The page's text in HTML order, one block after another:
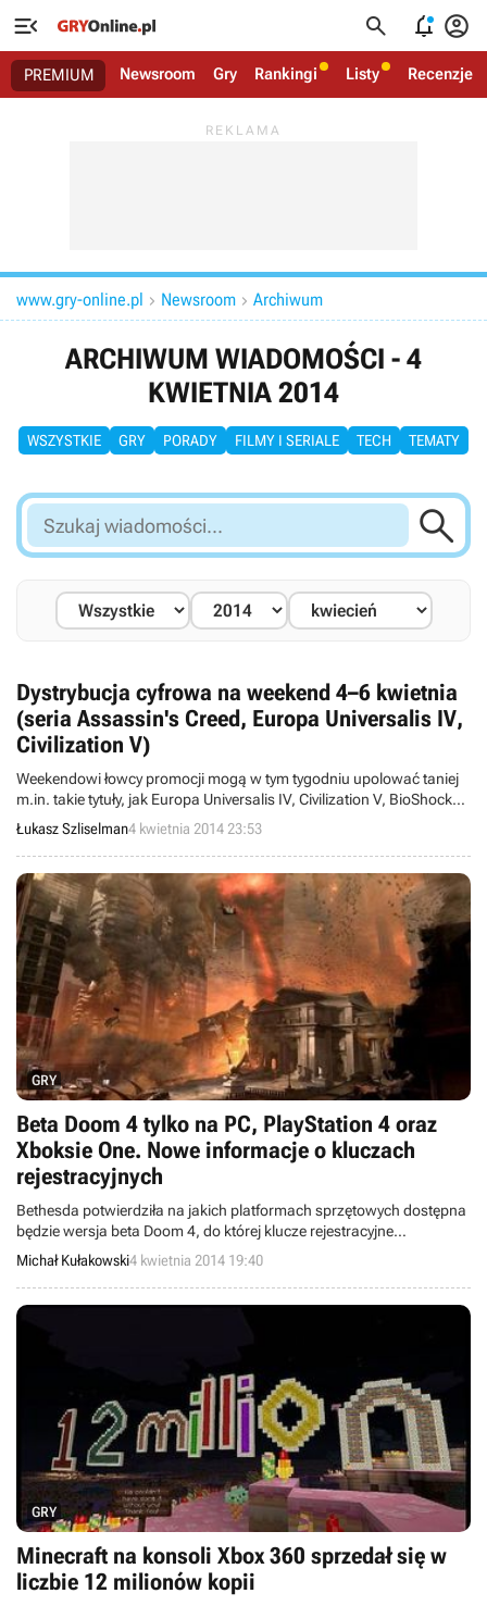
   
PREMIUM Newsroom Gry Rankingi Listy Recenzje
www.gry-online.pl  Newsroom  Archiwum
ARCHIWUM WIADOMOŚCI - 4
KWIETNIA 2014
WSZYSTKIE GRY PORADY FILMY I SERIALE TECH TEMATY
Szukaj
wiadomości...

Dystrybucja cyfrowa na weekend 4–6 kwietnia
(seria Assassin's Creed, Europa Universalis IV,
Civilization V)
Weekendowi łowcy promocji mogą w tym tygodniu upolować taniej
m.in. takie tytuły, jak Europa Universalis IV, Civilization V, BioShock
Infinite, Monaco oraz wszystkie odsłony serii Assassin's Creed.
Łukasz Szliselman4 kwietnia 2014 23:53
GRY
Beta Doom 4 tylko na PC, PlayStation 4 oraz
Xboksie One. Nowe informacje o kluczach
rejestracyjnych
Bethesda potwierdziła na jakich platformach sprzętowych dostępna
będzie wersja beta Doom 4, do której klucze rejestracyjne
dystrybuowane mają być wraz z pudełkową wersją gry Wolfenstein:
The New Order. Dowiedzieliśmy się również czy gracze kupujący
cyfrowe wersje tytułu będą mieli szansę, by wziąć udział w testach.
Michał Kułakowski4 kwietnia 2014 19:40
GRY
Minecraft na konsoli Xbox 360 sprzedał się w
liczbie 12 milionów kopii